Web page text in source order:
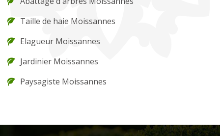
Taille de haie Moissannes
Elagueur Moissannes
Jardinier Moissannes
Paysagiste Moissannes